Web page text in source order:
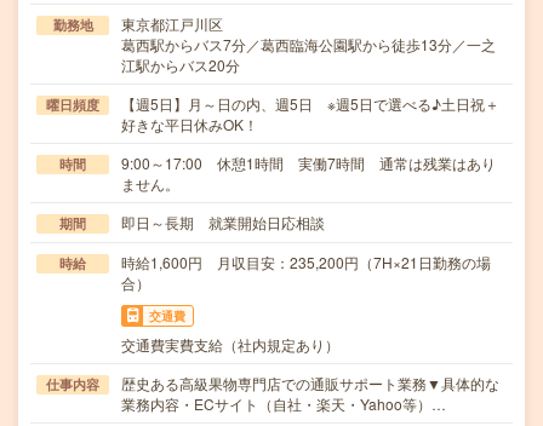
勤務地
東京都江戸川区
葛西駅からバス7分／葛西臨海公園駅から徒歩13分／一之
江駅からバス20分
曜日頻度
【週5日】月～日の内、週5日 ※週5日で選べる♪土日祝＋
好きな平日休みOK！
時間
9:00～17:00 休憩1時間 実働7時間 通常は残業はあり
ません。
期間 即日～長期 就業開始日応相談
時給
時給1,600円 月収目安：235,200円（7H×21日勤務の場
合）
交通費
交通費実費支給（社内規定あり）
仕事内容
歴史ある高級果物専門店での通販サポート業務▼具体的な
業務内容・ECサイト（自社・楽天・Yahoo等）…